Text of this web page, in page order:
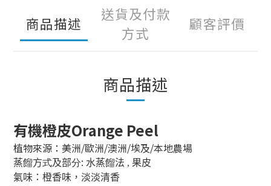
商品描述
送貨及付款
方式
顧客評價
商品描述
有機橙皮Orange Peel
植物來源：美洲/歐洲/澳洲/埃及/本地農場
蒸餾方式及部分: 水蒸餾法 , 果皮
氣味：橙香味，淡淡清香